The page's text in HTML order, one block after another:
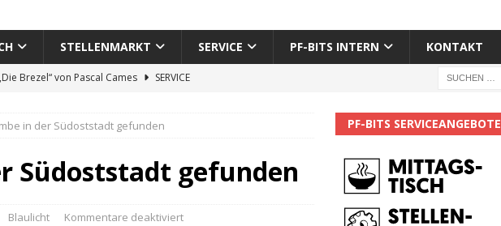
STELLENMARKT SERVICE PF-BITS INTERN KONTAKT
Brezel“ von Pascal Cames
SERVICE
des 65. Fasnetsumzugs Dillweißenstein
Der Mann hinter PF-Bits lebt nicht mehr
in der Südoststadt gefunden
Südoststadt gefunden
Blaulicht Kommentare deaktiviert
PF-BITS SERVICEANGEBOTE